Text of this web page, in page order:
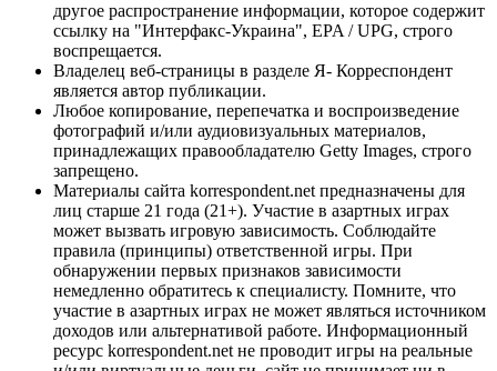
другое распространение информации, которое содержит
ссылку на "Интерфакс-Украина", EPA / UPG, строго
воспрещается.
Владелец веб-страницы в разделе Я- Корреспондент
является автор публикации.
Любое копирование, перепечатка и воспроизведение
фотографий и/или аудиовизуальных материалов,
принадлежащих правообладателю Getty Images, строго
запрещено.
Материалы сайта korrespondent.net предназначены для
лиц старше 21 года (21+). Участие в азартных играх
может вызвать игровую зависимость. Соблюдайте
правила (принципы) ответственной игры. При
обнаружении первых признаков зависимости
немедленно обратитесь к специалисту. Помните, что
участие в азартных играх не может являться источником
доходов или альтернативой работе. Информационный
ресурс korrespondent.net не проводит игры на реальные